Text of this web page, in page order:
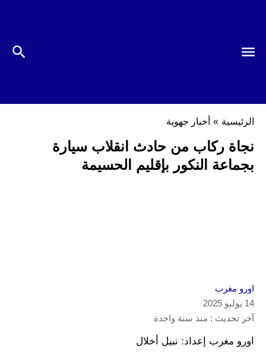
الرئيسية » أخبار جهوية
نجاة ركاب من حادث انقلاب سيارة
بجماعة النكور بإقليم الحسيمة
اورو مغرب
14 يوليو 2025
آخر تحديث : منذ سنة واحدة
اورو مغرب إعداد: نبيل أخلال